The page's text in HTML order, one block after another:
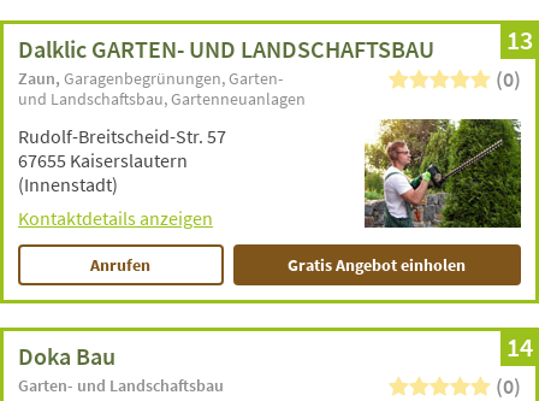
13
Dalklic GARTEN- UND LANDSCHAFTSBAU
Zaun Garagenbegrünungen Garten-
und Landschaftsbau Gartenneuanlagen
(0)
Rudolf-Breitscheid-Str. 57
67655 Kaiserslautern
(Innenstadt)
Kontaktdetails anzeigen
Anrufen Gratis Angebot einholen
14
Doka Bau
Garten- und Landschaftsbau (0)